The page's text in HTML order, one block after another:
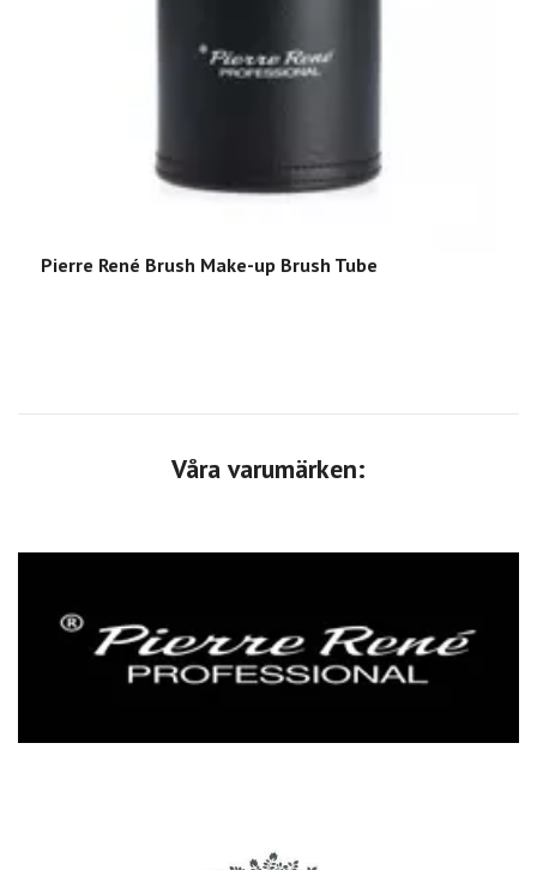
Våra varumärken:
Pierre René Brush Make-up Brush Tube